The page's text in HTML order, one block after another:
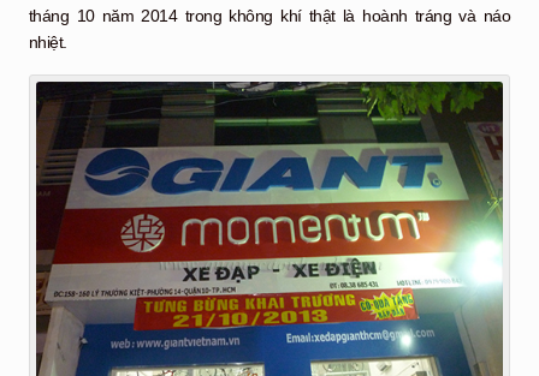
tháng 10 năm 2014 trong không khí thật là hoành tráng và náo
nhiệt.